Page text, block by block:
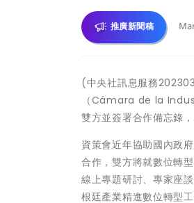
推廣新聞稿
(中央社訊息服務
（Cámara de la
雙方並簽署合作備忘錄
資策會近年協助國內政
合作，雙方將就數位轉
線上專題研討、專家座
根廷產業精進數位轉型